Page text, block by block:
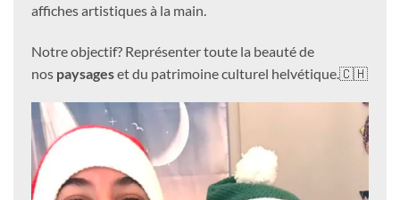
affiches artistiques à la main.
Notre objectif? Représenter toute la beauté de
nos paysageset du patrimoine culturel helvétique.🇨🇭